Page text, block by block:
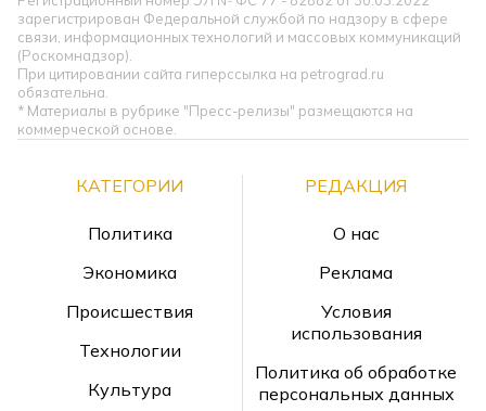
зарегистрирован Федеральной службой по надзору в сфере
связи, информационных технологий и массовых коммуникаций
(Роскомнадзор).
При цитировании сайта гиперссылка на petrograd.ru
обязательна.
* Материалы в рубрике "Пресс-релизы" размещаются на
коммерческой основе.
КАТЕГОРИИ
Политика
Экономика
Происшествия
Технологии
Культура
РЕДАКЦИЯ
О нас
Реклама
Условия
использования
Политика об обработке
персональных данных